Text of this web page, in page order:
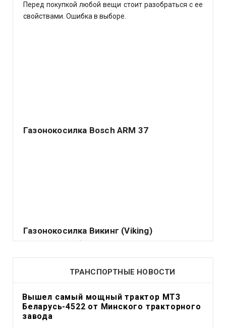
Перед покупкой любой вещи стоит разобраться с ее
свойствами. Ошибка в выборе.
Газонокосилка Bosch ARM 37
Газонокосилка Викинг (Viking)
Подавляющее большинство владельцев садовых
ТРАНСПОРТНЫЕ НОВОСТИ
Вышел самый мощный трактор МТ3
Беларусь-4522 от Минского тракторного
завода